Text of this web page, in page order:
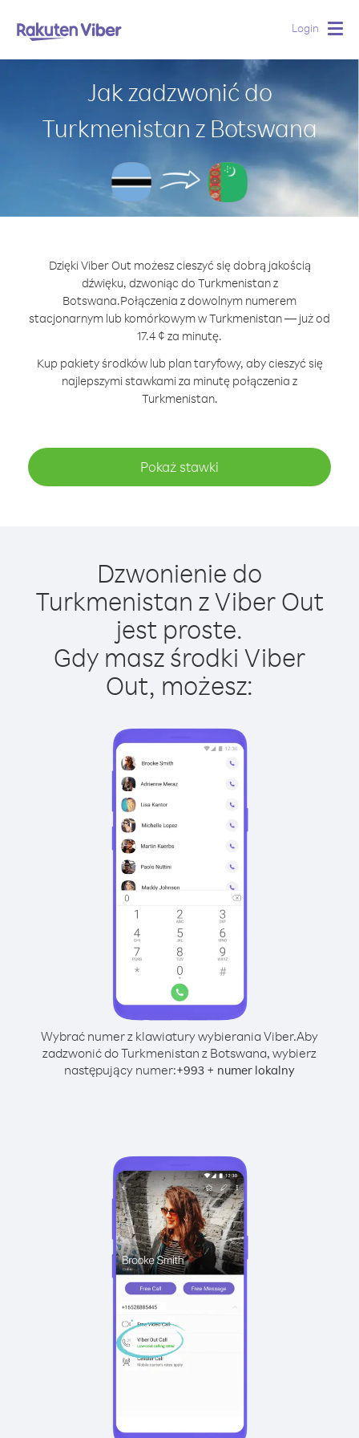
Login
Jak zadzwonić do
Turkmenistan z Botswana
Dzięki Viber Out możesz cieszyć się dobrą jakością
dźwięku, dzwoniąc do Turkmenistan z
Botswana.Połączenia z dowolnym numerem
stacjonarnym lub komórkowym w Turkmenistan — już od
17.4 ¢ za minutę.
Kup pakiety środków lub plan taryfowy, aby cieszyć się
najlepszymi stawkami za minutę połączenia z
Turkmenistan.
Pokaż stawki
Dzwonienie do
Turkmenistan z Viber Out
jest proste.
Gdy masz środki Viber
Out, możesz:
Wybrać numer z klawiatury wybierania Viber.Aby
zadzwonić do Turkmenistan z Botswana, wybierz
następujący numer:+993 + numer lokalny